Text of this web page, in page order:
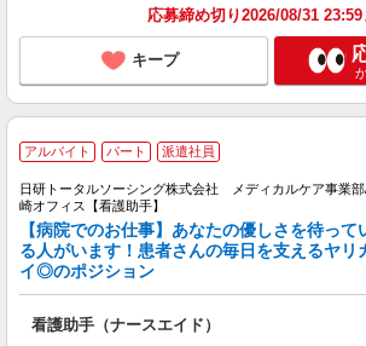
応募締め切り2026/08/31 23:59
キープ
アルバイト パート 派遣社員
日研トータルソーシング株式会社 メディカルケア事業
崎オフィス【看護助手】
【病院でのお仕事】あなたの優しさを待って
る人がいます！患者さんの毎日を支えるヤリ
イ◎のポジション
看護助手（ナースエイド）